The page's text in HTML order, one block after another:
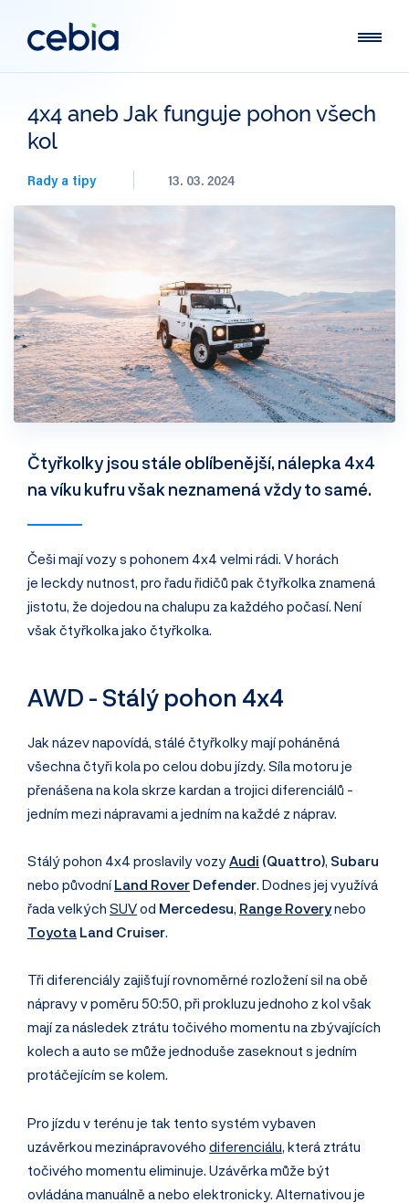
4x4 aneb Jak funguje pohon všech
kol
Rady a tipy 13. 03. 2024
Čtyřkolky jsou stále oblíbenější, nálepka 4x4
na víku kufru však neznamená vždy to samé.
Češi mají vozy s pohonem 4x4 velmi rádi. V horách
je leckdy nutnost, pro řadu řidičů pak čtyřkolka znamená
jistotu, že dojedou na chalupu za každého počasí. Není
však čtyřkolka jako čtyřkolka.
AWD - Stálý pohon 4x4
Jak název napovídá, stálé čtyřkolky mají poháněná
všechna čtyři kola po celou dobu jízdy. Síla motoru je
přenášena na kola skrze kardan a trojici diferenciálů -
jedním mezi nápravami a jedním na každé z náprav.
Stálý pohon 4x4 proslavily vozyAudi (Quattro), Subaru
nebo původníLand Rover Defender. Dodnes jej využívá
řada velkých SUVod Mercedesu, Range Roverynebo
Toyota Land Cruiser.
Tři diferenciály zajišťují rovnoměrné rozložení sil na obě
nápravy v poměru 50:50, při prokluzu jednoho z kol však
mají za následek ztrátu točivého momentu na zbývajících
kolech a auto se může jednoduše zaseknout s jedním
protáčejícím se kolem.
Pro jízdu v terénu je tak tento systém vybaven
uzávěrkou mezinápravového diferenciálu , která ztrátu
točivého momentu eliminuje. Uzávěrka může být
ovládána manuálně a nebo elektronicky. Alternativou je